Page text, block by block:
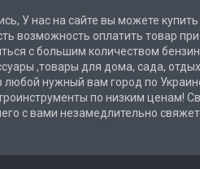
У нас на сайте вы можете
возможность оплатить товар
с большим количеством
,товары для дома, сада,
нужный вам город по
по низким ценам!
с вами незамедлительно